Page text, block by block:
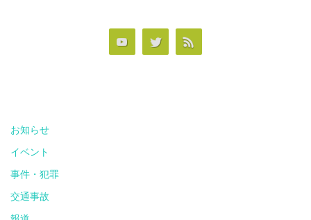
お知らせ
イベント
事件・犯罪
交通事故